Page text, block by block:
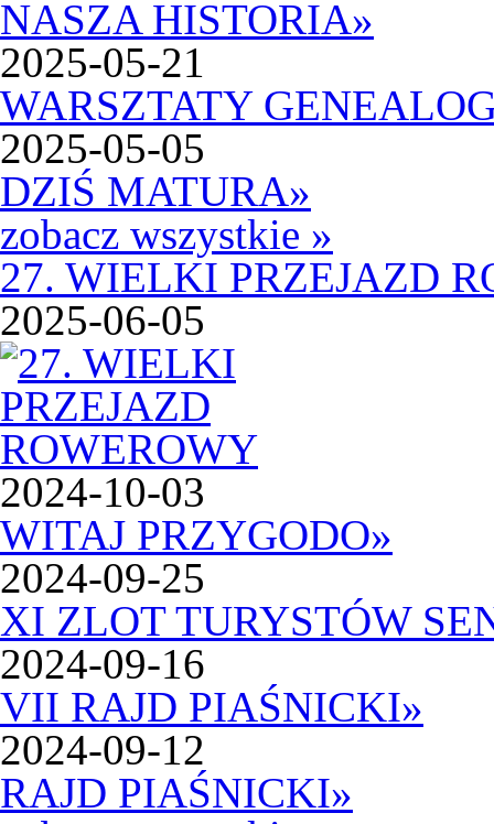
NASZA HISTORIA»
2025-05-21
WARSZTATY
2025-05-05
DZIŚ MATURA»
zobacz wszystkie »
27. WIELKI PRZEJAZD
2025-06-05
2024-10-03
WITAJ PRZYGODO»
2024-09-25
XI ZLOT TURYSTÓW
2024-09-16
VII RAJD PIAŚNICKI»
2024-09-12
RAJD PIAŚNICKI»